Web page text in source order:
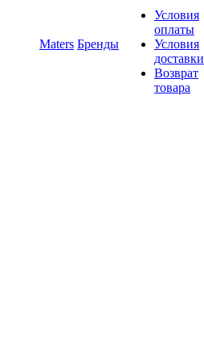
Maters Бренды
Условия
оплаты
Условия
доставки
Возврат
товара